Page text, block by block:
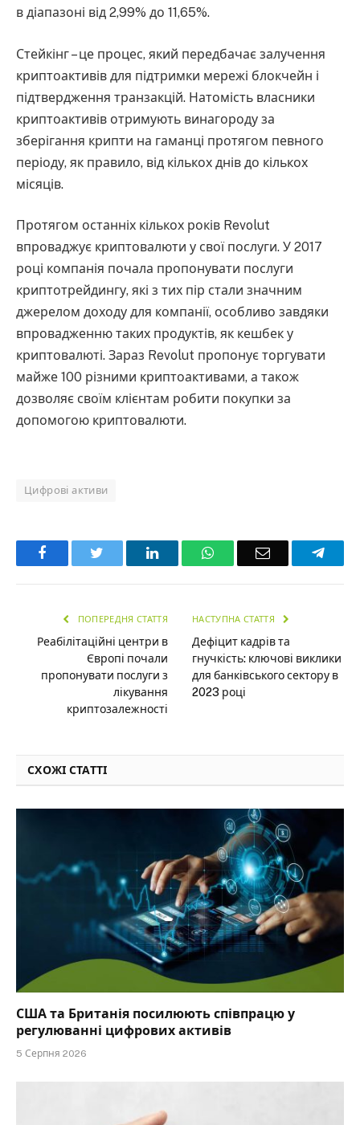
в діапазоні від 2,99% до 11,65%.
Стейкінг – це процес, який передбачає залучення
криптоактивів для підтримки мережі блокчейн і
підтвердження транзакцій. Натомість власники
криптоактивів отримують винагороду за
зберігання крипти на гаманці протягом певного
періоду, як правило, від кількох днів до кількох
місяців.
Протягом останніх кількох років Revolut
впроваджує криптовалюти у свої послуги. У 2017
році компанія почала пропонувати послуги
криптотрейдингу, які з тих пір стали значним
джерелом доходу для компанії, особливо завдяки
впровадженню таких продуктів, як кешбек у
криптовалюті. Зараз Revolut пропонує торгувати
майже 100 різними криптоактивами, а також
дозволяє своїм клієнтам робити покупки за
допомогою криптовалюти.
Цифрові активи
Facebook LinkedInWhatsAppEmail
ПОПЕРЕДНЯ СТАТТЯ
Реабілітаційні центри в
Європі почали
пропонувати послуги з
лікування
криптозалежності
НАСТУПНА СТАТТЯ
Дефіцит кадрів та
гнучкість: ключові виклики
для банківського сектору в
2023 році
СХОЖІ СТАТТІ
США та Британія посилюють співпрацю у
регулюванні цифрових активів
5 Серпня 2026